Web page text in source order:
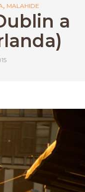
, MALAHIDE
a